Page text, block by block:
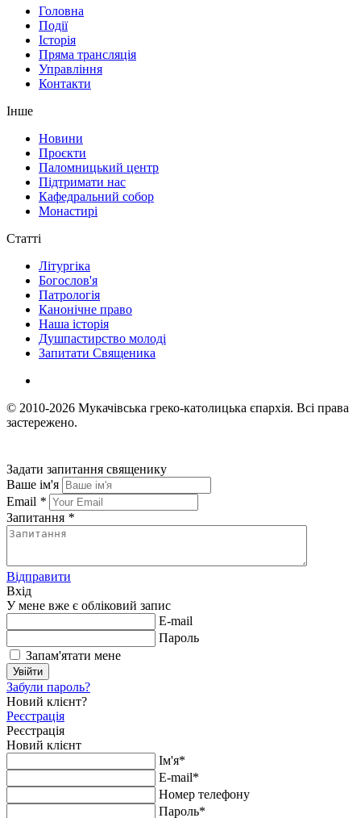
Головна
Події
Історія
Пряма трансляція
Управління
Контакти
Інше
Новини
Проєкти
Паломницький центр
Підтримати нас
Кафедральний собор
Монастирі
Статті
Літургіка
Богослов'я
Патрологія
Канонічне право
Наша історія
Душпастирство молоді
Запитати Священика
© 2010-2026 Мукачівська греко-католицька єпархія. Всі права
застережено.
Задати запитання священику
Ваше ім'я
Email *
Запитання *
Відправити
Вхід
У мене вже є обліковий запис
E-mail
Пароль
Запам'ятати мене
Увійти
Забули пароль?
Новий клієнт?
Реєстрація
Реєстрація
Новий клієнт
Ім'я*
E-mail*
Номер телефону
Пароль*